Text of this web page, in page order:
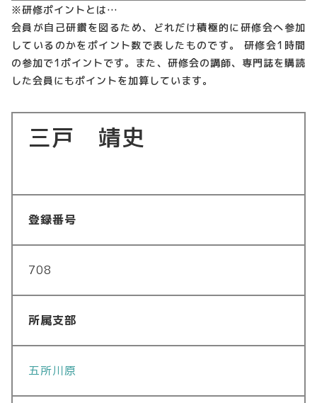
※研修ポイントとは…
会員が自己研鑽を図るため、どれだけ積極的に研修会へ参加
しているのかをポイント数で表したものです。 研修会1時間
の参加で1ポイントです。また、研修会の講師、専門誌を購読
した会員にもポイントを加算しています。
三戸 靖史
登録番号
708
所属支部
五所川原